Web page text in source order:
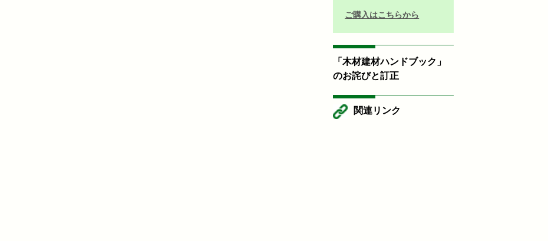
ご購入はこちらから
「木材建材ハンドブック」
のお詫びと訂正
関連リンク